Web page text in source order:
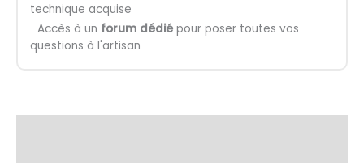
technique acquise
Accès à un forum dédié pour poser toutes vos
questions à l'artisan